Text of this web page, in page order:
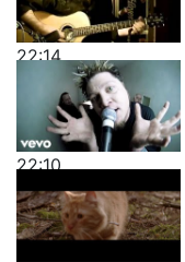
22:14
22:10